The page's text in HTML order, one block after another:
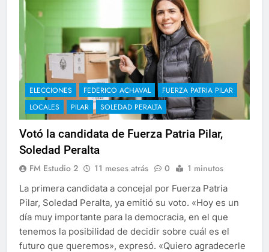
ELECCIONES FEDERICO ACHAVAL
FUERZA PATRIA PILAR
LOCALES
PILAR SOLEDAD PERALTA
Votó la candidata de Fuerza Patria Pilar,
Soledad Peralta
FM Estudio 2 11 meses atrás 0 1 minutos
La primera candidata a concejal por Fuerza Patria
Pilar, Soledad Peralta, ya emitió su voto. «Hoy es un
día muy importante para la democracia, en el que
tenemos la posibilidad de decidir sobre cuál es el
futuro que queremos», expresó. «Quiero agradecerle